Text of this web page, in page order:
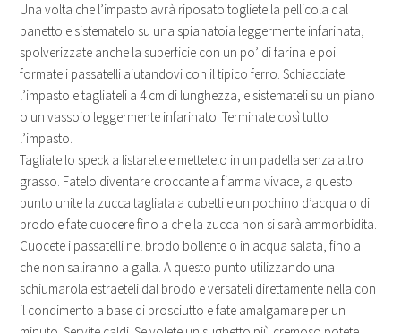
Una volta che l’impasto avrà riposato togliete la pellicola dal
panetto e sistematelo su una spianatoia leggermente infarinata,
spolverizzate anche la superficie con un po’ di farina e poi
formate i passatelli aiutandovi con il tipico ferro. Schiacciate
l’impasto e tagliateli a 4 cm di lunghezza, e sistemateli su un piano
o un vassoio leggermente infarinato. Terminate così tutto
l’impasto.
Tagliate lo speck a listarelle e mettetelo in un padella senza altro
grasso. Fatelo diventare croccante a fiamma vivace, a questo
punto unite la zucca tagliata a cubetti e un pochino d’acqua o di
brodo e fate cuocere fino a che la zucca non si sarà ammorbidita.
Cuocete i passatelli nel brodo bollente o in acqua salata, fino a
che non saliranno a galla. A questo punto utilizzando una
schiumarola estraeteli dal brodo e versateli direttamente nella con
il condimento a base di prosciutto e fate amalgamare per un